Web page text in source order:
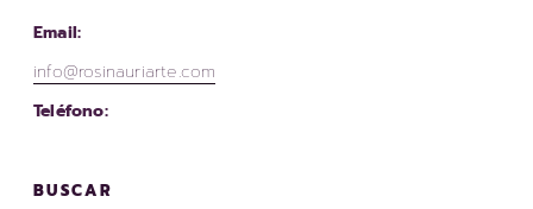
Email:
info@rosinauriarte.com
Teléfono:
BUSCAR